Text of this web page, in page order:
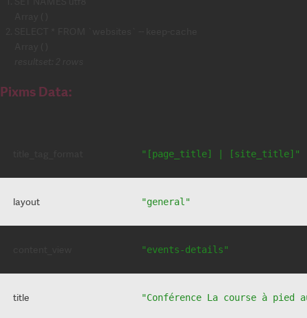
Pixms Data:
"[page_title] | [site_title]"
layout "general"
"events-details"
title "Conférence La course à